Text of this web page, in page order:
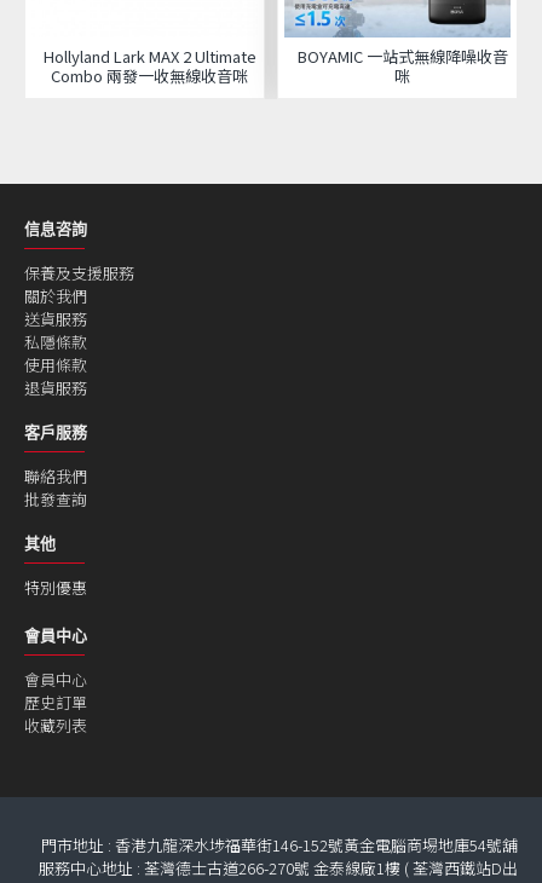
Hollyland Lark MAX 2 Ultimate
Combo 兩發一收無線收音咪
BOYAMIC 一站式無線降噪收音
咪
信息咨詢
保養及支援服務
關於我們
送貨服務
私隱條款
使用條款
退貨服務
客戶服務
聯絡我們
批發查詢
其他
特別優惠
會員中心
會員中心
歷史訂單
收藏列表
門市地址 : 香港九龍深水埗福華街146-152號黃金電腦商埸地庫54號舖
服務中心地址 : 荃灣德士古道266-270號 金泰線廠1樓 ( 荃灣西鐵站D出